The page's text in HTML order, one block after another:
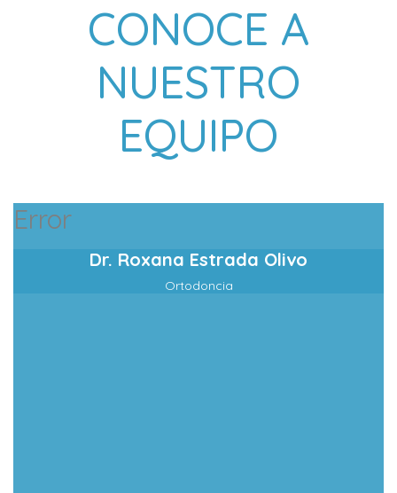
CONOCE A
NUESTRO
EQUIPO
Error
Dr. Roxana Estrada Olivo
Ortodoncia